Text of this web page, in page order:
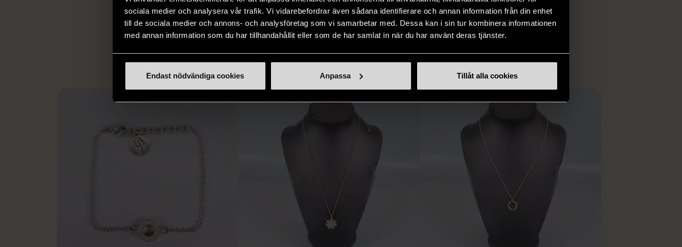
sociala medier och analysera vår trafik. Vi vidarebefordrar även sådana identifierare och annan information från din enhet
till de sociala medier och annons- och analysföretag som vi samarbetar med. Dessa kan i sin tur kombinera informationen
med annan information som du har tillhandahållit eller som de har samlat in när du har använt deras tjänster.
Endast nödvändiga cookies Anpassa Tillåt alla cookies
arbetstränar personer som står
utanför arbetsmarknaden på ett
eller annat sätt.
möjlighet att återanvända och ge
nytt liv åt befintliga produkter.
unika och originella föremål som
inte finns i vanliga butiker.
LIKNANDE PRODUKTER
Hitta produkter som påminner om denna